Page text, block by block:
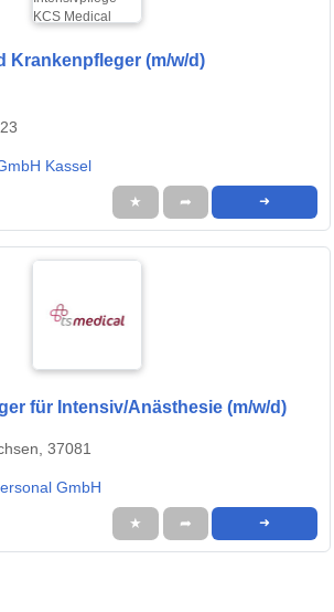
Krankenpfleger (m/w/d)
Kassel
★ ➦ ➜
für Intensiv/Anästhesie (m/w/d)
37081
GmbH
★ ➦ ➜